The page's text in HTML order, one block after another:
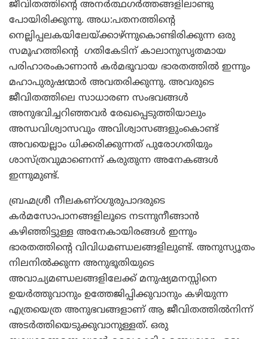
ജീവിതത്തിന്റെ അനര്‍ത്ഥഗര്‍ത്തങ്ങളിലാണ്ടു
പോയിരിക്കുന്നു. അധ:പതനത്തിന്റെ
നെല്ലിപ്പലകയിലേയ്ക്കാഴ്ന്നുകൊണ്ടിരിക്കുന്ന ഒരു
സമൂഹത്തിന്റെ ഗതികേടിന് കാലാനുസൃതമായ
പരിഹാരംകാണാന്‍ കര്‍മഭൂവായ ഭാരതത്തില്‍ ഇന്നും
മഹാപുരുഷന്മാര്‍ അവതരിക്കുന്നു. അവരുടെ
ജീവിതത്തിലെ സാധാരണ സംഭവങ്ങള്‍
അനുഭവിച്ചറിഞ്ഞവര്‍ രേഖപ്പെടുത്തിയാലും
അന്ധവിശ്വാസവും അവിശ്വാസങ്ങളുംകൊണ്ട്
അവയെല്ലാം ധിക്കരിക്കുന്നത് പുരോഗതിയും
ശാസ്ത്രവുമാണെന്ന് കരുതുന്ന അനേകങ്ങള്‍
ഇന്നുമുണ്ട്.
ബ്രഹ്മശ്രീ നീലകണ്ഠഗുരുപാദരുടെ
കര്‍മസോപാനങ്ങളിലൂടെ നടന്നുനീങ്ങാന്‍
കഴിഞ്ഞിട്ടുള്ള അനേകായിരങ്ങള്‍ ഇന്നും
ഭാരതത്തിന്റെ വിവിധമണ്ഡലങ്ങളിലുണ്ട്. അനുസ്യൂതം
നിലനില്‍ക്കുന്ന അനുഭൂതിയുടെ
അവാച്യമണ്ഡലങ്ങളിലേക്ക് മനുഷ്യമനസ്സിനെ
ഉയര്‍ത്തുവാനും ഉത്തേജിപ്പിക്കുവാനും കഴിയുന്ന
എത്രയെത്ര അനുഭവങ്ങളാണ് ആ ജീവിതത്തില്‍നിന്ന്
അടര്‍ത്തിയെടുക്കുവാനുള്ളത്. ഒരു